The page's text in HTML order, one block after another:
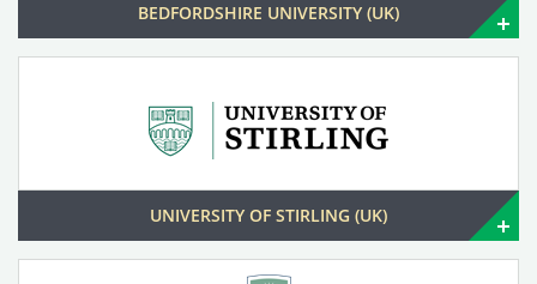
BEDFORDSHIRE UNIVERSITY (UK)
UNIVERSITY OF STIRLING (UK)